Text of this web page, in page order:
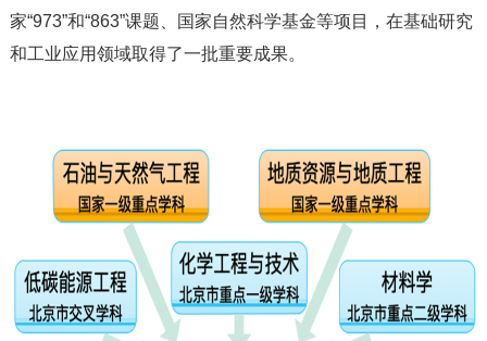
家“973”和“863”课题、国家自然科学基金等项目，在基础研究
和工业应用领域取得了一批重要成果。